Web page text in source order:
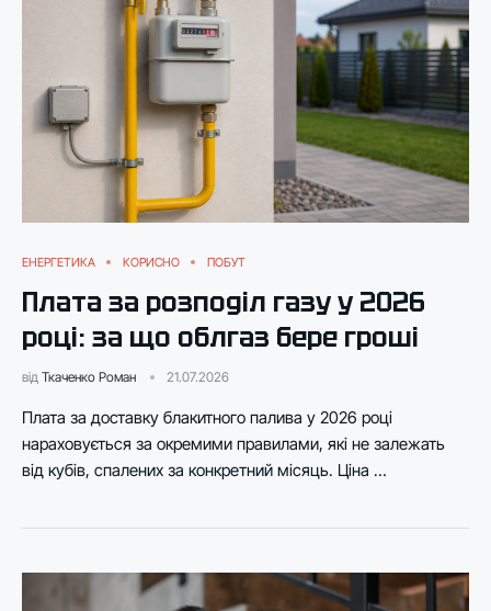
ЕНЕРГЕТИКА КОРИСНО ПОБУТ
Плата за розподіл газу у 2026
році: за що облгаз бере гроші
від Ткаченко Роман 21.07.2026
Плата за доставку блакитного палива у 2026 році
нараховується за окремими правилами, які не залежать
від кубів, спалених за конкретний місяць. Ціна …